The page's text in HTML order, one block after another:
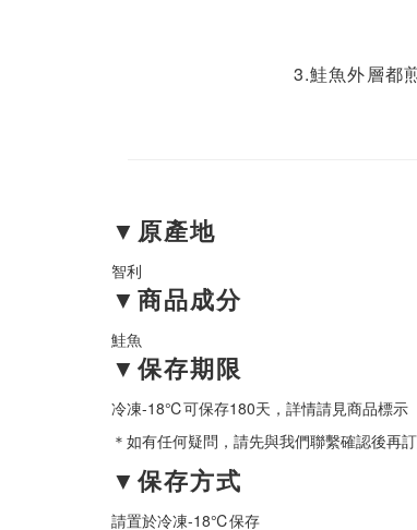
3.鮭魚外層都
▼原產地
智利
▼商品成分
鮭魚
▼保存期限
冷凍-18℃可保存180天，詳情請見商品標示
＊如有任何疑問，請先與我們聯繫確認後再
▼保存方式
請置於冷凍-18℃保存